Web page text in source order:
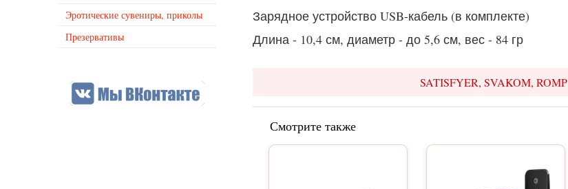
Зарядное устройство USB-кабель (в комплекте)
Длина - 10,4 см, диаметр - до 5,6 см, вес - 84 гр
SATISFYER, SVAKOM, ROMP
Смотрите также
Эротические сувениры, приколы
Презервативы